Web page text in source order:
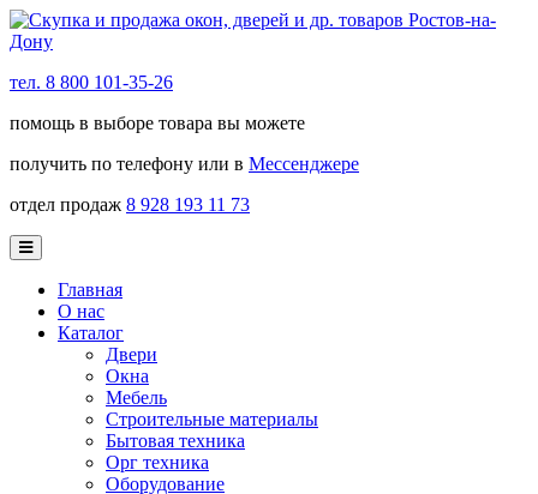
тел. 8 800 101-35-26
помощь в выборе товара вы можете
получить по телефону или в Мессенджере
отдел продаж 8 928 193 11 73
Главная
О нас
Каталог
Двери
Окна
Мебель
Строительные материалы
Бытовая техника
Орг техника
Оборудование